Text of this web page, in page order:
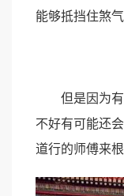
能够抵挡住煞气
但是因为有
不好有可能还
道行的师傅来